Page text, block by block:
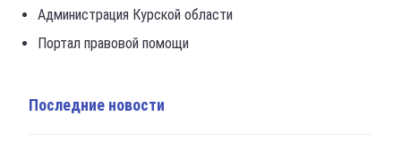
Администрация Курской области
Портал правовой помощи
Последние новости